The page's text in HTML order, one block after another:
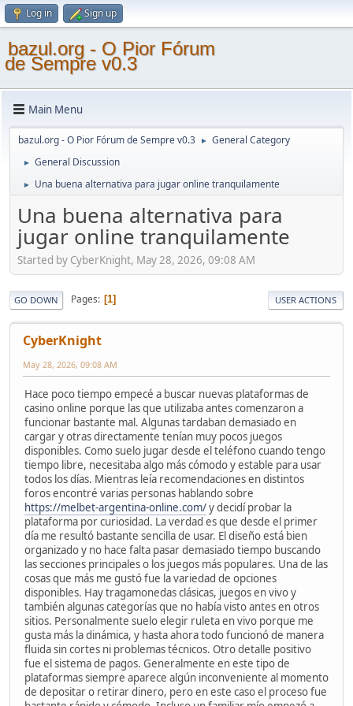
Log in Sign up
bazul.org - O Pior Fórum
de Sempre v0.3
Main Menu
bazul.org - O Pior Fórum de Sempre v0.3 ► General Category
► General Discussion
► Una buena alternativa para jugar online tranquilamente
Una buena alternativa para
jugar online tranquilamente
Started by CyberKnight, May 28, 2026, 09:08 AM
GO DOWN Pages 1 USER ACTIONS
CyberKnight
May 28, 2026, 09:08 AM
Hace poco tiempo empecé a buscar nuevas plataformas de
casino online porque las que utilizaba antes comenzaron a
funcionar bastante mal. Algunas tardaban demasiado en
cargar y otras directamente tenían muy pocos juegos
disponibles. Como suelo jugar desde el teléfono cuando tengo
tiempo libre, necesitaba algo más cómodo y estable para usar
todos los días. Mientras leía recomendaciones en distintos
foros encontré varias personas hablando sobre
https://melbet-argentina-online.com/y decidí probar la
plataforma por curiosidad. La verdad es que desde el primer
día me resultó bastante sencilla de usar. El diseño está bien
organizado y no hace falta pasar demasiado tiempo buscando
las secciones principales o los juegos más populares. Una de las
cosas que más me gustó fue la variedad de opciones
disponibles. Hay tragamonedas clásicas, juegos en vivo y
también algunas categorías que no había visto antes en otros
sitios. Personalmente suelo elegir ruleta en vivo porque me
gusta más la dinámica, y hasta ahora todo funcionó de manera
fluida sin cortes ni problemas técnicos. Otro detalle positivo
fue el sistema de pagos. Generalmente en este tipo de
plataformas siempre aparece algún inconveniente al momento
de depositar o retirar dinero, pero en este caso el proceso fue